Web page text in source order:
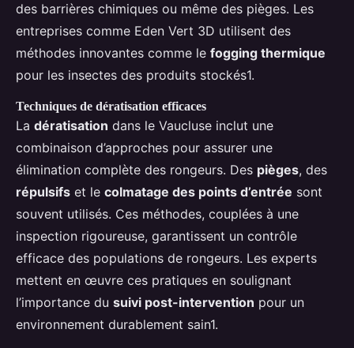
des barrières chimiques ou même des pièges. Les
entreprises comme Eden Vert 3D utilisent des
méthodes innovantes comme le fogging thermique
pour les insectes des produits stockés1.
Techniques de dératisation efficaces
La dératisation dans le Vaucluse inclut une
combinaison d’approches pour assurer une
élimination complète des rongeurs. Des pièges, des
répulsifs et le colmatage des points d’entrée sont
souvent utilisés. Ces méthodes, couplées à une
inspection rigoureuse, garantissent un contrôle
efficace des populations de rongeurs. Les experts
mettent en œuvre ces pratiques en soulignant
l’importance du suivi post-intervention pour un
environnement durablement sain1.